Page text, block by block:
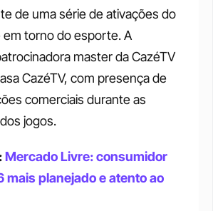
de uma série de ativações do
em torno do esporte. A
master da CazéTV
CazéTV, com presença de
comerciais durante as
jogos.
Mercado Livre: consumidor
mais planejado e atento ao